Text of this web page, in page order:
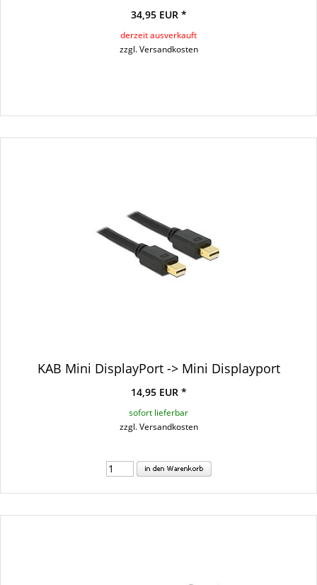
34,95 EUR *
derzeit ausverkauft
zzgl. Versandkosten
KAB Mini DisplayPort -> Mini Displayport
14,95 EUR *
sofort lieferbar
zzgl. Versandkosten